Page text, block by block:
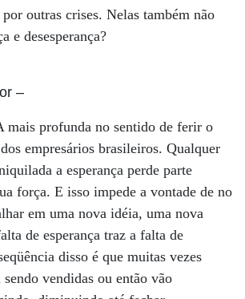
outras crises. Nelas também não
e desesperança?
–
mais profunda no sentido de ferir o
empresários brasileiros. Qualquer
a esperança perde parte
força. E isso impede a vontade de no
em uma nova idéia, uma nova
de esperança traz a falta de
disso é que muitas vezes
sendo vendidas ou então vão